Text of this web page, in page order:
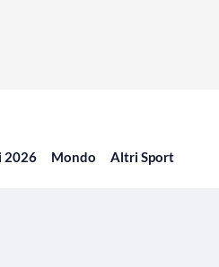
2026 Mondo Altri Sport